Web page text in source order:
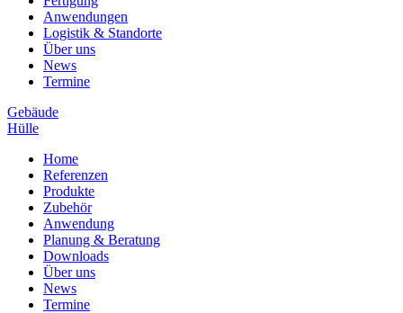
Anwendungen
Logistik & Standorte
Über uns
News
Termine
Gebäude
Hülle
Home
Referenzen
Produkte
Zubehör
Anwendung
Planung & Beratung
Downloads
Über uns
News
Termine